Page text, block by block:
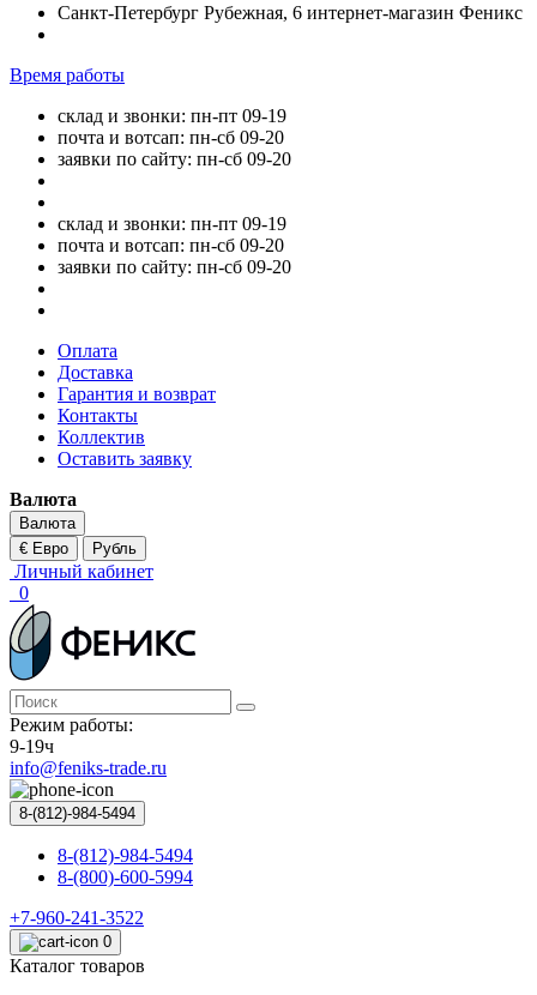
Санкт-Петербург Рубежная, 6 интернет-магазин Феникс
Время работы
склад и звонки: пн-пт 09-19
почта и вотсап: пн-сб 09-20
заявки по сайту: пн-сб 09-20
склад и звонки: пн-пт 09-19
почта и вотсап: пн-сб 09-20
заявки по сайту: пн-сб 09-20
Оплата
Доставка
Гарантия и возврат
Контакты
Коллектив
Оставить заявку
Валюта
Валюта
€ Евро
Рубль
Личный кабинет
0
Режим работы:
9-19ч
info@feniks-trade.ru
8-(812)-984-5494
8-(812)-984-5494
8-(800)-600-5994
+7-960-241-3522
0
Каталог товаров